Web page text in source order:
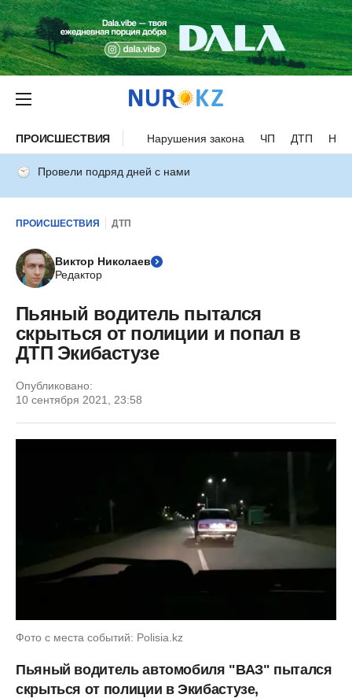
ПРОИСШЕСТВИЯ Нарушения закона ЧП ДТП
Провели подряд дней с нами
ПРОИСШЕСТВИЯ ДТП
Виктор Николаев
Редактор
Пьяный водитель пытался
скрыться от полиции и попал в
ДТП Экибастузе
Опубликовано:
10 сентября 2021, 23:58
Фото с места событий: Polisia.kz
Пьяный водитель автомобиля "ВАЗ" пытался
скрыться от полиции в Экибастузе,